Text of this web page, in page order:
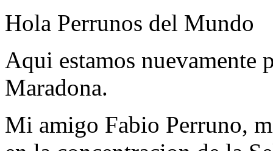
Hola Perrunos del Mundo
Aqui estamos nuevamente
Maradona.
Mi amigo Fabio Perruno,